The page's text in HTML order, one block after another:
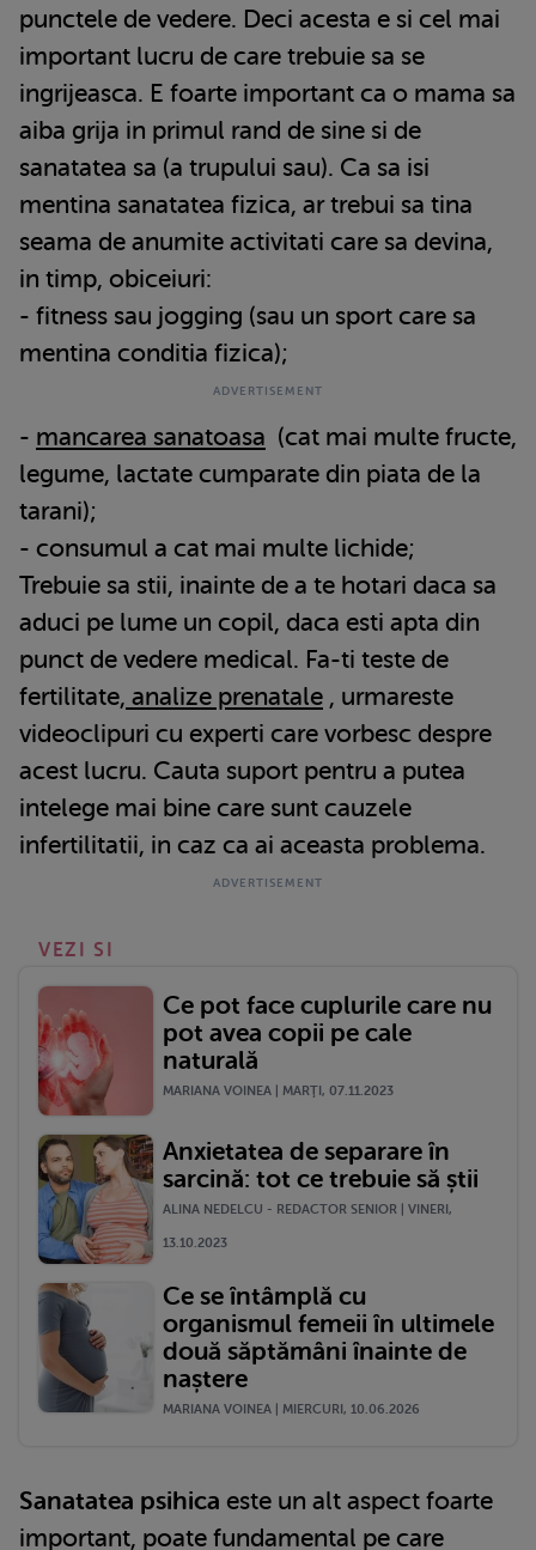
punctele de vedere. Deci acesta e si cel mai
important lucru de care trebuie sa se
ingrijeasca. E foarte important ca o mama sa
aiba grija in primul rand de sine si de
sanatatea sa (a trupului sau). Ca sa isi
mentina sanatatea fizica, ar trebui sa tina
seama de anumite activitati care sa devina,
in timp, obiceiuri:
- fitness sau jogging (sau un sport care sa
mentina conditia fizica);
- mancarea sanatoasa (cat mai multe fructe,
legume, lactate cumparate din piata de la
tarani);
- consumul a cat mai multe lichide;
Trebuie sa stii, inainte de a te hotari daca sa
aduci pe lume un copil, daca esti apta din
punct de vedere medical. Fa-ti teste de
fertilitate, analize prenatale , urmareste
videoclipuri cu experti care vorbesc despre
acest lucru. Cauta suport pentru a putea
intelege mai bine care sunt cauzele
infertilitatii, in caz ca ai aceasta problema.
VEZI SI
Ce pot face cuplurile care nu
pot avea copii pe cale
naturală
MARIANA VOINEA | MARŢI, 07.11.2023
Anxietatea de separare în
sarcină: tot ce trebuie să știi
ALINA NEDELCU - REDACTOR SENIOR | VINERI,
13.10.2023
Ce se întâmplă cu
organismul femeii în ultimele
două săptămâni înainte de
naștere
MARIANA VOINEA | MIERCURI, 10.06.2026
Sanatatea psihica este un alt aspect foarte
important, poate fundamental pe care